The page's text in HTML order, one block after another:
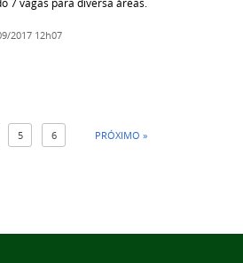
2017 12h07
5 6 PRÓXIMO »